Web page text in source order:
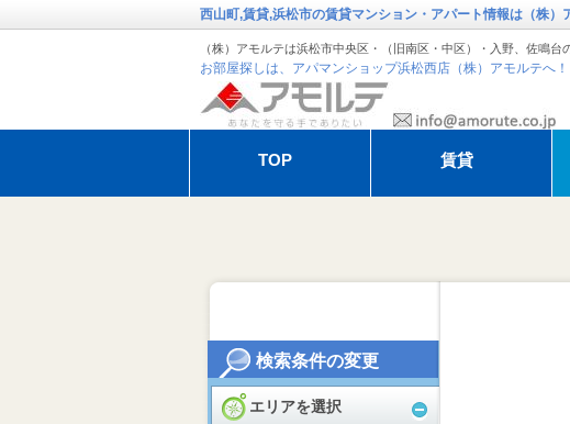
検索条件の変更
エリアを選択
西山町,賃貸,浜松市の賃貸マンション・アパート情報は（株）
（株）アモルテは浜松市中央区・（旧南区・中区）・入野、佐鳴台
お部屋探しは、アパマンショップ浜松西店（株）アモルテへ！
TOP 賃貸